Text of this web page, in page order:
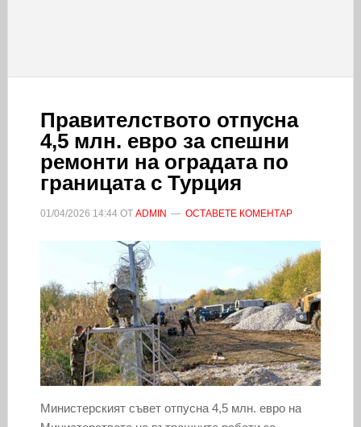
Правителството отпусна
4,5 млн. евро за спешни
ремонти на оградата по
границата с Турция
01/04/2026 14:44ОТ ADMIN ОСТАВЕТЕ КОМЕНТАР
Министерският съвет отпусна 4,5 млн. евро на